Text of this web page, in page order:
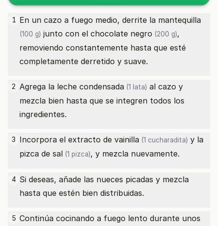
1 En un cazo a fuego medio, derrite la mantequilla
(100 g) junto con el chocolate negro (200 g),
removiendo constantemente hasta que esté
completamente derretido y suave.
2 Agrega la leche condensada (1 lata) al cazo y
mezcla bien hasta que se integren todos los
ingredientes.
3 Incorpora el extracto de vainilla (1 cucharadita) y la
pizca de sal (1 pizca), y mezcla nuevamente.
4 Si deseas, añade las nueces picadas y mezcla
hasta que estén bien distribuidas.
5 Continúa cocinando a fuego lento durante unos